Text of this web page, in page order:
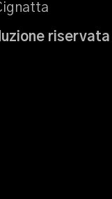
riservata